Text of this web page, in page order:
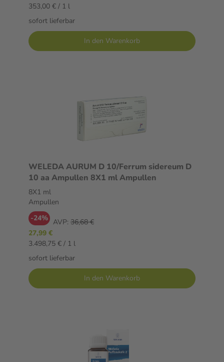
353,00 € / 1 l
sofort lieferbar
In den Warenkorb
WELEDA AURUM D 10/Ferrum sidereum D
10 aa Ampullen 8X1 ml Ampullen
8X1 ml
Ampullen
-24% AVP: 36,68 €
27,99 €
3.498,75 € / 1 l
sofort lieferbar
In den Warenkorb